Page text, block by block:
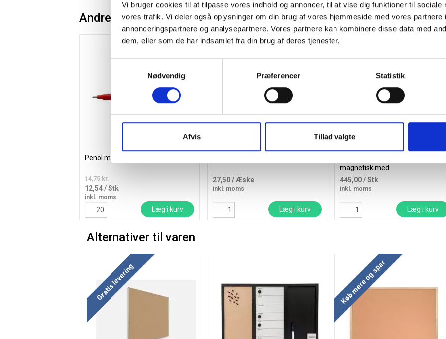
Vi bruger cookies til at tilpasse vores indhold og annoncer, til at vise dig funktioner til sociale
vores trafik. Vi deler også oplysninger om din brug af vores hjemmeside med vores partnere
annonceringspartnere og analysepartnere. Vores partnere kan kombinere disse data med
dem, eller som de har indsamlet fra din brug af deres tjenester.
Nødvendig
Præferencer Statistik
Afvis Tillad valgte
Andre kunder købte også
Spar 15%
Penol marker 777 1,0mm rød
14,75 kr.
12,54/ Stk
inkl. moms
Læg i kurv
Køb mere og spar
27,50/ Æske
inkl. moms
Læg i kurv
Køb mere og spar
magnetisk med
aluminiumsramme
445,00/ Stk
inkl. moms
Læg i kurv
Alternativer til varen
Køb mere og spar
Gratis levering Køb mere og spar